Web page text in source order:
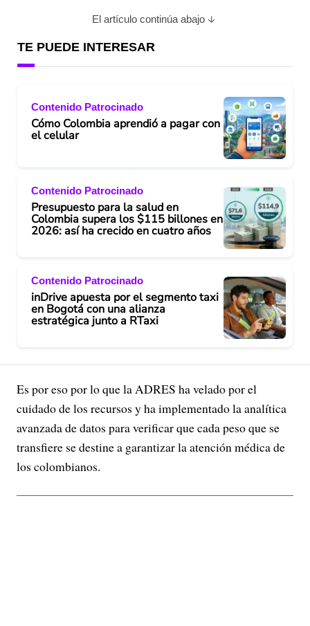
El artículo continúa abajo
TE PUEDE INTERESAR
Contenido Patrocinado
Cómo Colombia aprendió a pagar con
el celular
Contenido Patrocinado
Presupuesto para la salud en
Colombia supera los $115 billones en
2026: así ha crecido en cuatro años
Contenido Patrocinado
inDrive apuesta por el segmento taxi
en Bogotá con una alianza
estratégica junto a RTaxi
Es por eso por lo que la ADRES ha velado por el
cuidado de los recursos y ha implementado la analítica
avanzada de datos para verificar que cada peso que se
transfiere se destine a garantizar la atención médica de
los colombianos.